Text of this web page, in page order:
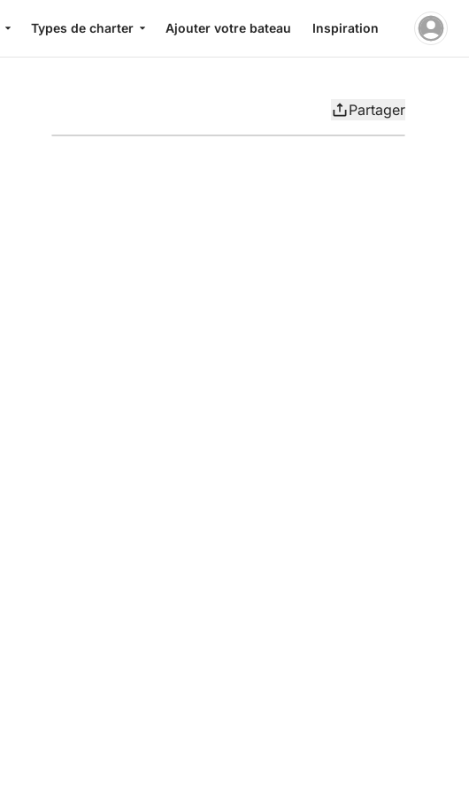
Types de charter Ajouter votre bateau Inspiration
Partager